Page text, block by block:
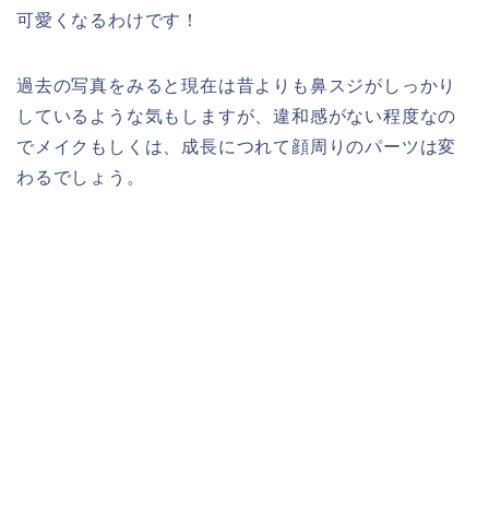
可愛くなるわけです！
過去の写真をみると現在は昔よりも鼻スジがしっかり
しているような気もしますが、違和感がない程度なの
でメイクもしくは、成長につれて顔周りのパーツは変
わるでしょう。